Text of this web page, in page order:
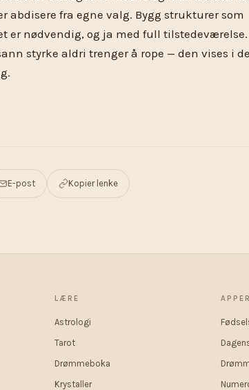
abdisere fra egne valg. Bygg strukturer som
er nødvendig, og ja med full tilstedeværelse.
styrke aldri trenger å rope — den vises i
E-post Kopier lenke
LÆRE
Astrologi
Tarot
Drømmeboka
Krystaller